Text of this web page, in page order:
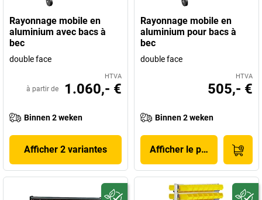
Rayonnage mobile en
aluminium avec bacs à
bec
double face
HTVA
à partir de 1.060,- €
Binnen 2 weken
Afficher 2 variantes
Rayonnage mobile en
aluminium pour bacs à
bec
double face
HTVA
505,- €
Binnen 2 weken
Afficher le produit